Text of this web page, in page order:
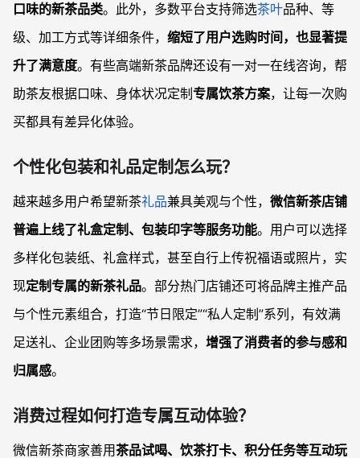
口味的新茶品类。此外，多数平台支持筛选茶叶品种、等
级、加工方式等详细条件， 缩短了用户选购时间，也显著提
升了满意度。有些高端新茶品牌还设有一对一在线咨询，帮
助茶友根据口味、身体状况定制 专属饮茶方案，让每一次购
买都具有差异化体验。
个性化包装和礼品定制怎么玩？
越来越多用户希望新茶礼品兼具美观与个性， 微信新茶店铺
普遍上线了礼盒定制、包装印字等服务功能。用户可以选择
多样化包装纸、礼盒样式，甚至自行上传祝福语或照片，实
现定制专属的新茶礼品。部分热门店铺还可将品牌主推产品
与个性元素组合，打造“节日限定”“私人定制”系列，有效满
足送礼、企业团购等多场景需求， 增强了消费者的参与感和
归属感。
消费过程如何打造专属互动体验？
微信新茶商家善用茶品试喝、饮茶打卡、积分任务等互动玩